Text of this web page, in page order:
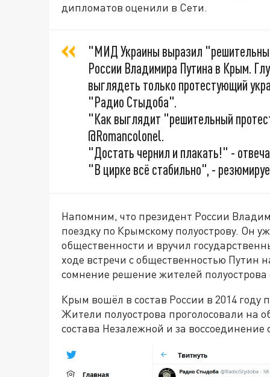
дипломатов оценили в Сети.
"МИД Украины выразил
России Владимира Путина в Крым.
выглядеть только протестующий
"Радио Стыдоба".
"Как выглядит "решительный
@Romancolonel.
"Достать чернил и плакать!" -
"В цирке всё стабильно", -
Напомним, что президент России
поездку по Крымскому полуострову. Он
общественности и вручил
ходе встречи с общественностью
сомнение решение жителей
Крым вошёл в состав России в 2014 году
Жители полуострова проголосовали на
состава Незалежной и за воссоединение